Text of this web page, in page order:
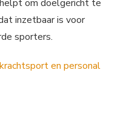
om doelgericht te
inzetbaar is voor
sporters.